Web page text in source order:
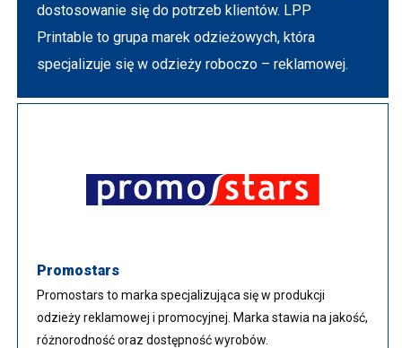
dostosowanie się do potrzeb klientów. LPP
Printable to grupa marek odzieżowych, która
specjalizuje się w odzieży roboczo – reklamowej.
Promostars
Promostars to marka specjalizująca się w produkcji
odzieży reklamowej i promocyjnej. Marka stawia na jakość,
różnorodność oraz dostępność wyrobów.